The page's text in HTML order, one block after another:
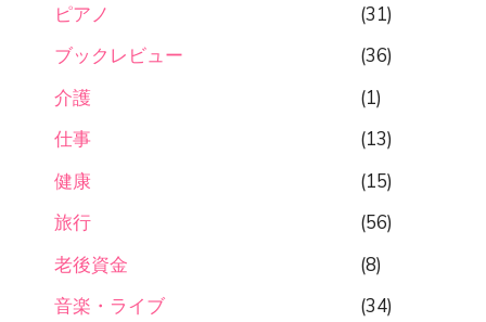
ピアノ
(31)
ブックレビュー
(36)
介護
(1)
仕事
(13)
健康
(15)
旅行
(56)
老後資金
(8)
音楽・ライブ
(34)